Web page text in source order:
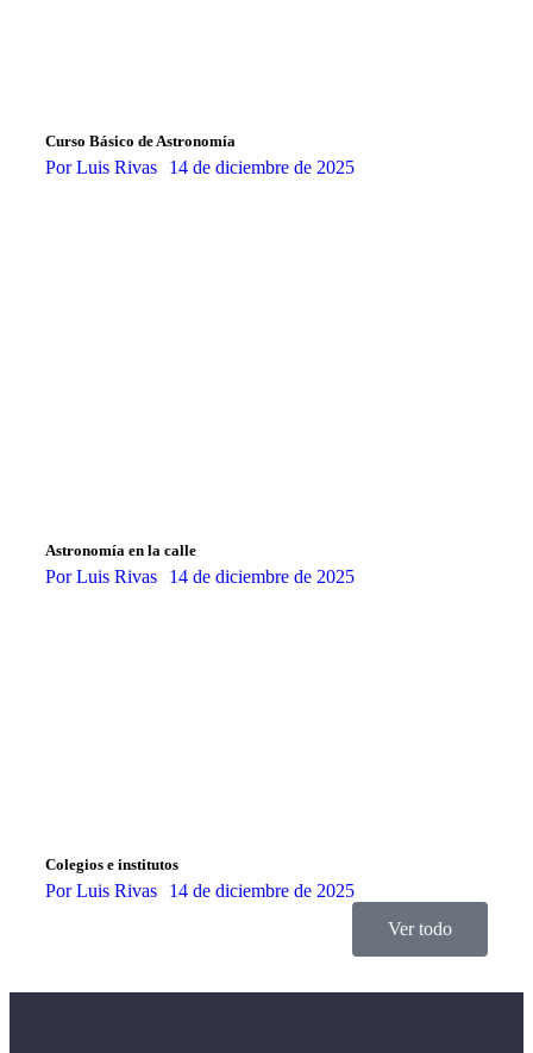
Curso Básico de Astronomía
PorLuis Rivas 14 de diciembre de 2025
Astronomía en la calle
PorLuis Rivas 14 de diciembre de 2025
Colegios e institutos
PorLuis Rivas
14 de diciembre de 2025
Ver todo